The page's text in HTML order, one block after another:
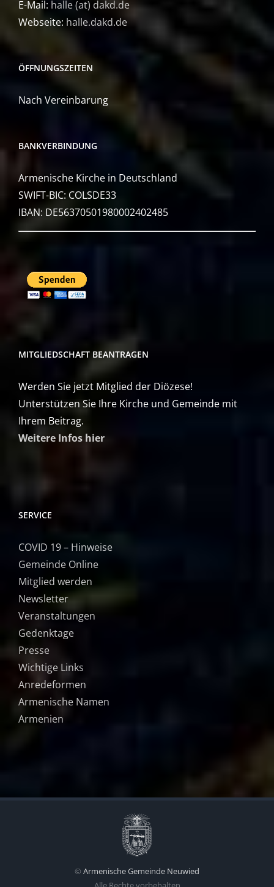
E-Mail: halle (at) dakd.de
Webseite: halle.dakd.de
ÖFFNUNGSZEITEN
Nach Vereinbarung
BANKVERBINDUNG
Armenische Kirche in Deutschland
SWIFT-BIC: COLSDE33
IBAN: DE56370501980002402485
MITGLIEDSCHAFT BEANTRAGEN
Werden Sie jetzt Mitglied der Diözese!
Unterstützen Sie Ihre Kirche und Gemeinde mit
Ihrem Beitrag.
Weitere Infos hier
SERVICE
COVID 19 – Hinweise
Gemeinde Online
Mitglied werden
Newsletter
Veranstaltungen
Gedenktage
Presse
Wichtige Links
Anredeformen
Armenische Namen
Armenien
© Armenische Gemeinde Neuwied